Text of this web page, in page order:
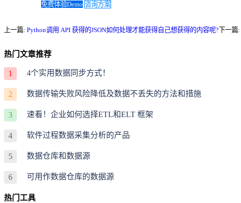
免费体验Demo 咨询方案
上一篇: Python调用 API 获得的JSON如何处理才能获得自己想获得的内容呢? 下一篇:
热门文章推荐
1 4个实用数据同步方式！
2 数据传输失败风险降低及数据不丢失的方法和措施
3 速看！企业如何选择ETL和ELT 框架
4 软件过程数据采集分析的产品
5 数据仓库和数据源
6 可用作数据仓库的数据源
热门工具